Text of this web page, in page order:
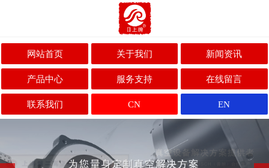
网站首页 关于我们 新闻资讯
产品中心 服务支持 在线留言
联系我们 CN EN